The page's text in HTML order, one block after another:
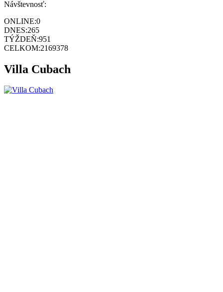
Návštevnosť:
ONLINE:0
DNES:265
TÝŽDEŇ:951
CELKOM:2169378
Villa Cubach